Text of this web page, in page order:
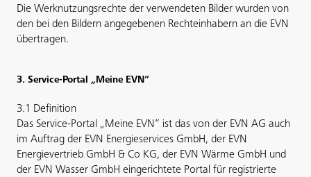
Die Werknutzungsrechte der verwendeten Bilder wurden von
den bei den Bildern angegebenen Rechteinhabern an die EVN
übertragen.
3. Service-Portal „Meine EVN“
3.1 Definition
Das Service-Portal „Meine EVN“ ist das von der EVN AG auch
im Auftrag der EVN Energieservices GmbH, der EVN
Energievertrieb GmbH & Co KG, der EVN Wärme GmbH und
der EVN Wasser GmbH eingerichtete Portal für registrierte